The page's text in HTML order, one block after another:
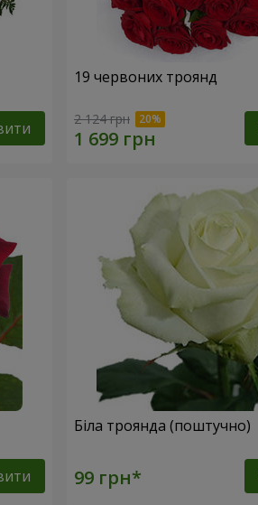
19 червоних троянд
2 124 грн
Біла троянда (поштучно)